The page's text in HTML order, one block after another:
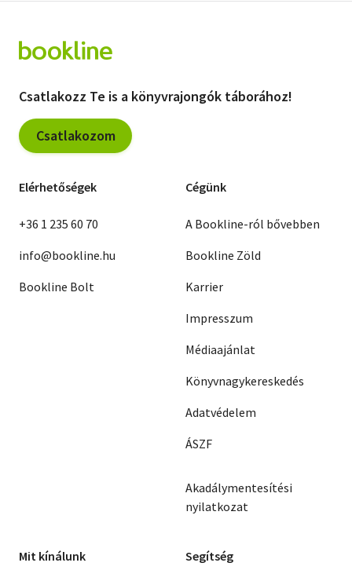
Csatlakozz Te is a könyvrajongók táborához!
Csatlakozom
Elérhetőségek
+36 1 235 60 70
info@bookline.hu
Bookline Bolt
Cégünk
A Bookline-ról bővebben
Bookline Zöld
Karrier
Impresszum
Médiaajánlat
Könyvnagykereskedés
Adatvédelem
ÁSZF
Akadálymentesítési
nyilatkozat
Mit kínálunk Segítség